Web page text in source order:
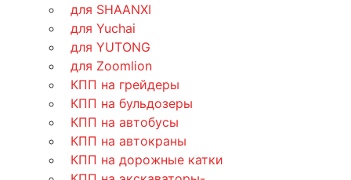
для SHAANXI
для Yuchai
для YUTONG
для Zoomlion
КПП на грейдеры
КПП на бульдозеры
КПП на автобусы
КПП на автокраны
КПП на дорожные катки